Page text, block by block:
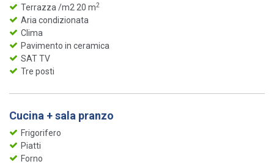
Terrazza /m2 20 m2
Aria condizionata
Clima
Pavimento in ceramica
SAT TV
Tre posti
Cucina + sala pranzo
Frigorifero
Piatti
Forno